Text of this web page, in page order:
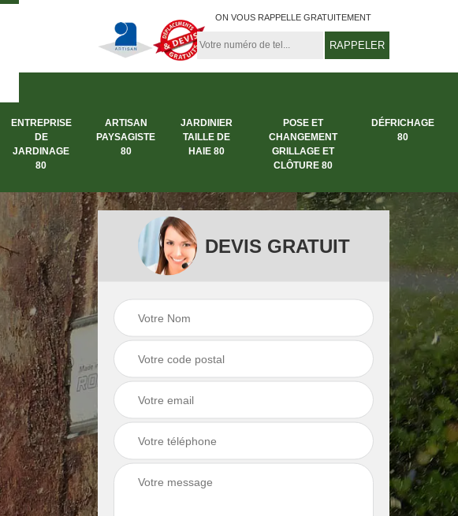
ON VOUS RAPPELLE GRATUITEMENT
ENTREPRISE
DE
JARDINAGE
80
ARTISAN
PAYSAGISTE
80
JARDINIER
TAILLE DE
HAIE 80
POSE ET
CHANGEMENT
GRILLAGE ET
CLÔTURE 80
DÉFRICHAGE
80
Entreprise abattage
arbre 80
Entreprise de
Artisan paysagiste
DEVIS GRATUIT